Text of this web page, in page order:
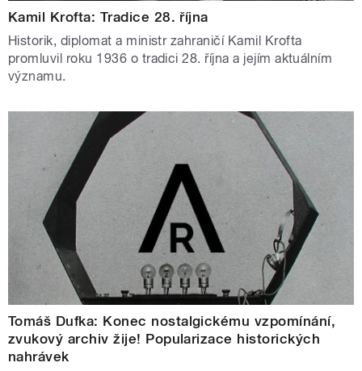
Kamil Krofta: Tradice 28. října
Historik, diplomat a ministr zahraničí Kamil Krofta
promluvil roku 1936 o tradici 28. října a jejím aktuálním
významu.
Tomáš Dufka: Konec nostalgickému vzpomínání,
zvukový archiv žije! Popularizace historických
nahrávek